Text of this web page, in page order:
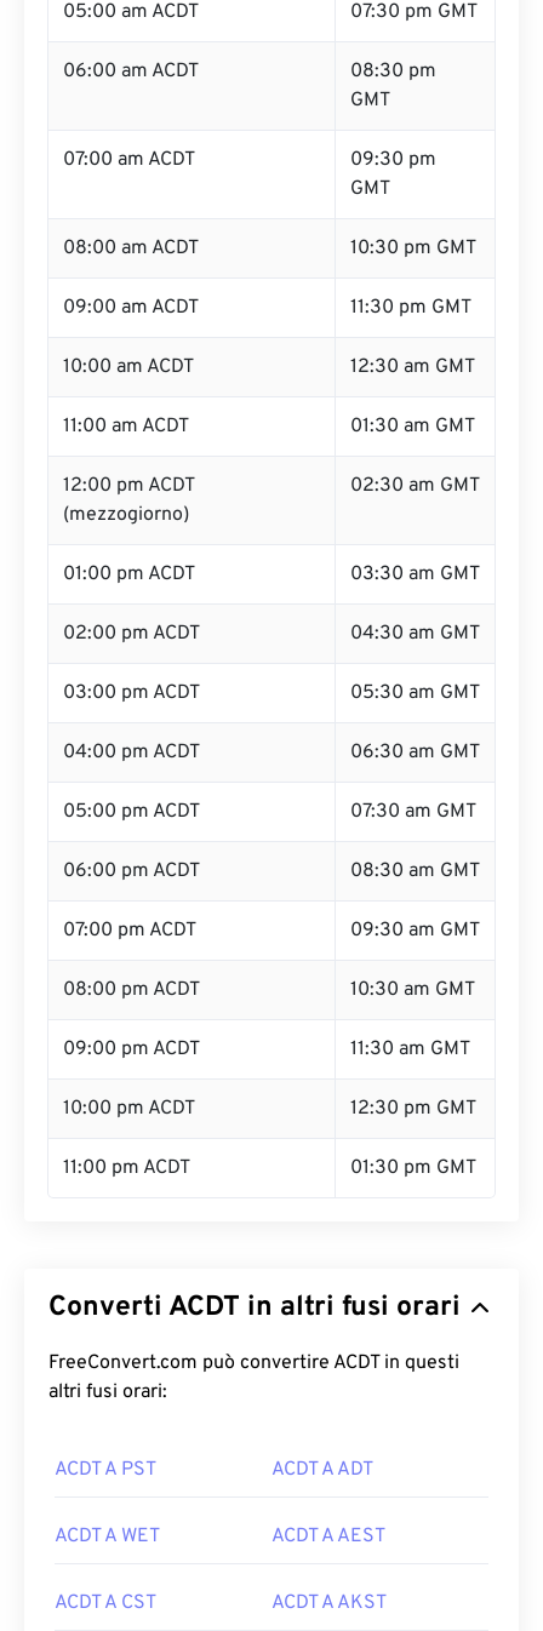
05:00 am ACDT 07:30 pm GMT
06:00 am ACDT
08:30 pm
GMT
07:00 am ACDT
09:30 pm
GMT
08:00 am ACDT 10:30 pm GMT
09:00 am ACDT 11:30 pm GMT
10:00 am ACDT 12:30 am GMT
11:00 am ACDT 01:30 am GMT
12:00 pm ACDT
(mezzogiorno)
02:30 am GMT
01:00 pm ACDT 03:30 am GMT
02:00 pm ACDT 04:30 am GMT
03:00 pm ACDT 05:30 am GMT
04:00 pm ACDT 06:30 am GMT
05:00 pm ACDT 07:30 am GMT
06:00 pm ACDT 08:30 am GMT
07:00 pm ACDT 09:30 am GMT
08:00 pm ACDT 10:30 am GMT
09:00 pm ACDT 11:30 am GMT
10:00 pm ACDT 12:30 pm GMT
11:00 pm ACDT 01:30 pm GMT
Converti ACDT in altri fusi orari
FreeConvert.com può convertire ACDT in questi
altri fusi orari:
ACDT A PST ACDT A ADT
ACDT A WET ACDT A AEST
ACDT A CST ACDT A AKST